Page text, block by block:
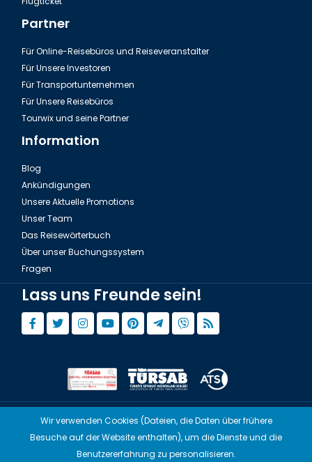
Partner
Für Online-Reisebüros und Reiseveranstalter
Für Unsere Investoren
Für Transportunternehmen
Für Unsere Reisebüros
Tourwix und seine Partner
Information
Blog
Ankündigungen
Unsere Aktuelle Promotions
Unser Team
Das Reisewörterbuch
Über unser Buchungssystem
Fragen
Lass uns Freunde sein!
© Copyright 2015 - 2026,Tourwix.de
Artmodern UG (Haftungsbeschränkt) Arbeitet mit
Wir verwenden Cookies (Dateien, die Daten über frühere
Besuche auf der Website enthalten), um die Dienste und die
Benutzererfahrung zu personalisieren.